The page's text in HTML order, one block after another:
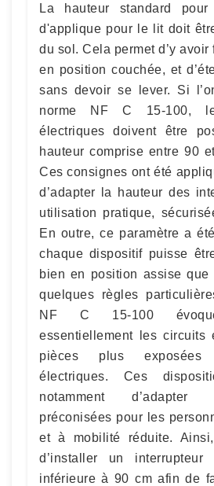
La hauteur standard
d'applique pour le lit doit
du sol. Cela permet d’y
en position couchée, et
sans devoir se lever. Si
norme NF C 15-100,
électriques doivent être
hauteur comprise entre 90
Ces consignes ont été
d’adapter la hauteur des
utilisation pratique,
En outre, ce paramètre a
chaque dispositif puisse
bien en position assise
quelques règles
NF C 15-100
essentiellement les circuits
pièces plus exposées
électriques. Ces
notamment
préconisées pour les
et à mobilité réduite.
d’installer un
inférieure à 90 cm afin de